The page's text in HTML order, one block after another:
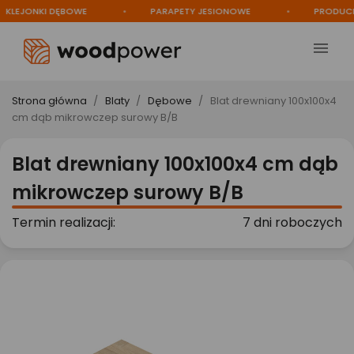
DĘBOWE PARAPETY JESIONOWE PRODUCENT

Strona główna Blaty Dębowe
Blat drewniany 100x100x4
cm dąb mikrowczep surowy B/B
Blat drewniany 100x100x4 cm dąb
mikrowczep surowy B/B
Termin realizacji: 7 dni roboczych